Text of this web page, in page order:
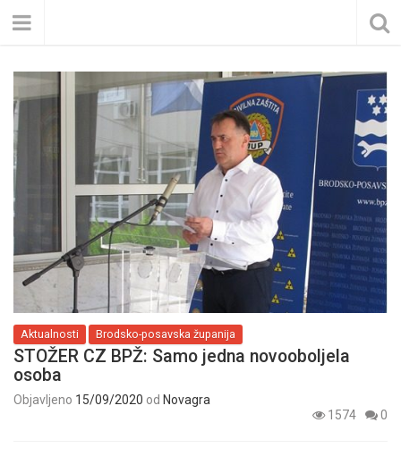
Aktualnosti Brodsko-posavska županija
STOŽER CZ BPŽ: Samo jedna novooboljela
osoba
Objavljeno 15/09/2020 od Novagra
1574
0